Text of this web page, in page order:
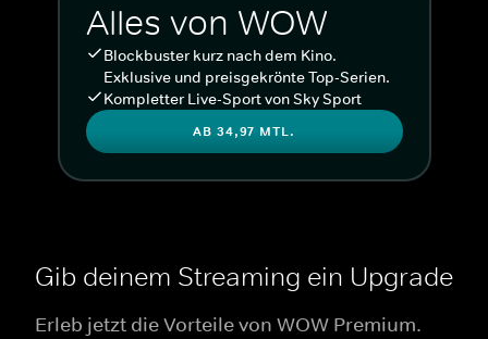
Alles von WOW
Blockbuster kurz nach dem Kino.
Exklusive und preisgekrönte Top-Serien.
Kompletter Live-Sport von Sky Sport
AB 34,97 MTL.
Gib deinem Streaming ein Upgrade
Erleb jetzt die Vorteile von WOW Premium.